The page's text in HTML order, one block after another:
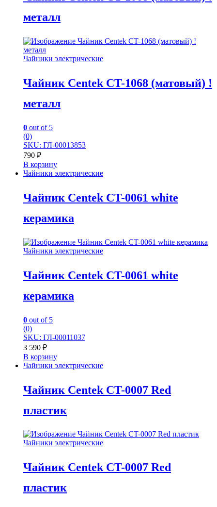
металл
Чайники электрические
Чайник Centek CT-1068 (матовый) !
металл
0 out of 5
(0)
SKU: ГЛ-00013853
790 ₽
В корзину
Чайники электрические
Чайник Centek CT-0061 white
керамика
Чайники электрические
Чайник Centek CT-0061 white
керамика
0 out of 5
(0)
SKU: ГЛ-00011037
3 590 ₽
В корзину
Чайники электрические
Чайник Centek CT-0007 Red
пластик
Чайники электрические
Чайник Centek CT-0007 Red
пластик